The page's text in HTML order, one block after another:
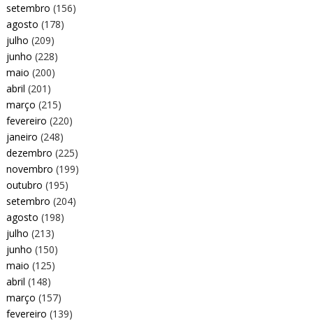
setembro (156)
agosto (178)
julho (209)
junho (228)
maio (200)
abril (201)
março (215)
fevereiro (220)
janeiro (248)
dezembro (225)
novembro (199)
outubro (195)
setembro (204)
agosto (198)
julho (213)
junho (150)
maio (125)
abril (148)
março (157)
fevereiro (139)